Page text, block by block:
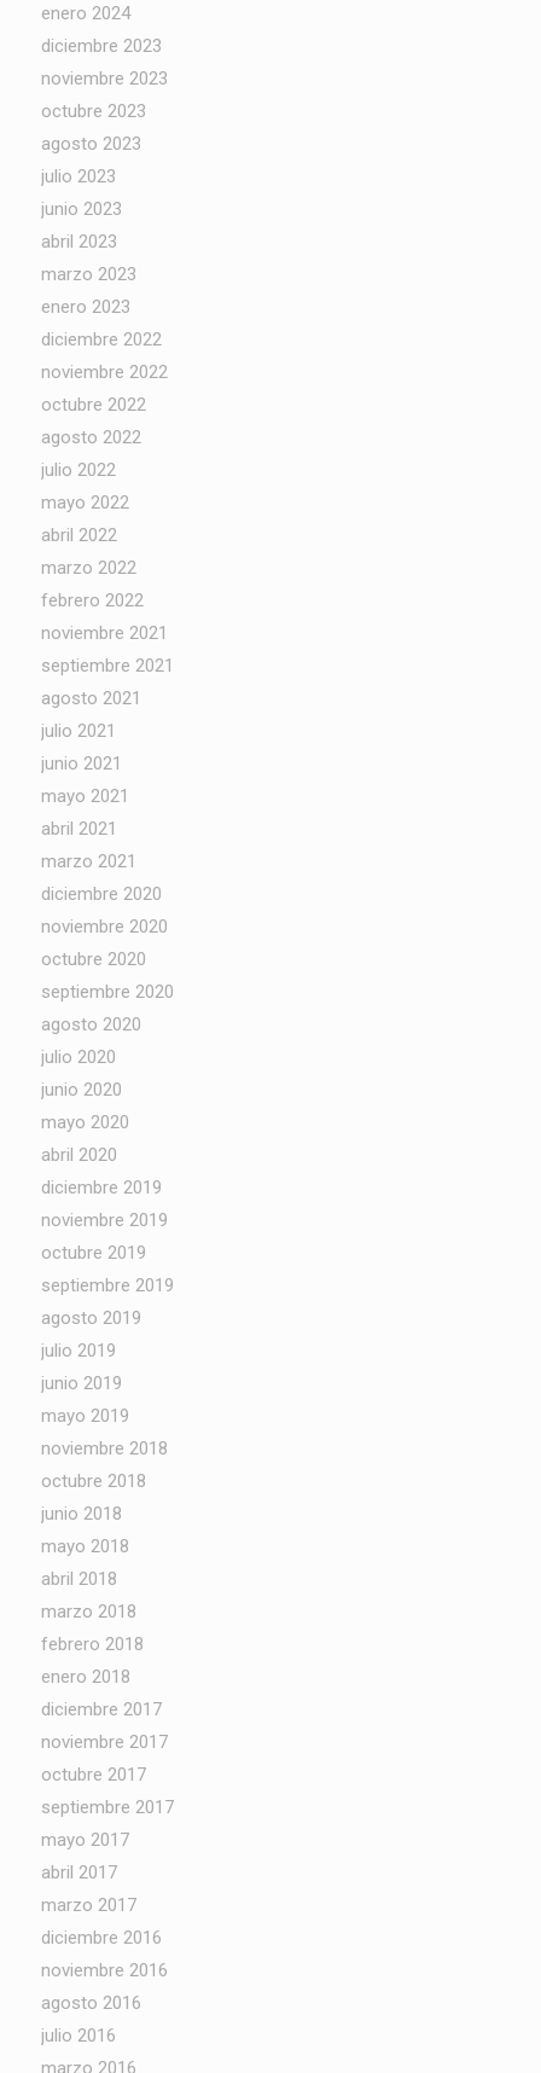
enero 2024
diciembre 2023
noviembre 2023
octubre 2023
agosto 2023
julio 2023
junio 2023
abril 2023
marzo 2023
enero 2023
diciembre 2022
noviembre 2022
octubre 2022
agosto 2022
julio 2022
mayo 2022
abril 2022
marzo 2022
febrero 2022
noviembre 2021
septiembre 2021
agosto 2021
julio 2021
junio 2021
mayo 2021
abril 2021
marzo 2021
diciembre 2020
noviembre 2020
octubre 2020
septiembre 2020
agosto 2020
julio 2020
junio 2020
mayo 2020
abril 2020
diciembre 2019
noviembre 2019
octubre 2019
septiembre 2019
agosto 2019
julio 2019
junio 2019
mayo 2019
noviembre 2018
octubre 2018
junio 2018
mayo 2018
abril 2018
marzo 2018
febrero 2018
enero 2018
diciembre 2017
noviembre 2017
octubre 2017
septiembre 2017
mayo 2017
abril 2017
marzo 2017
diciembre 2016
noviembre 2016
agosto 2016
julio 2016
marzo 2016